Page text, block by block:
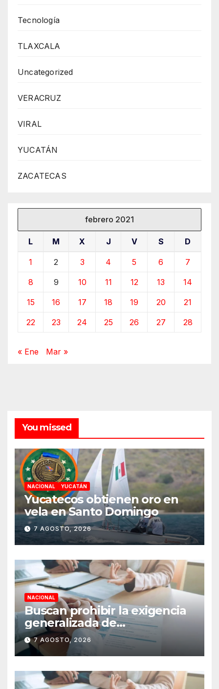
Tecnología
TLAXCALA
Uncategorized
VERACRUZ
VIRAL
YUCATÁN
ZACATECAS
febrero 2021
L M X J V S D
1 2 3 4 5 6 7
8 9 10 11 12 13 14
15 16 17 18 19 20 21
22 23 24 25 26 27 28
« Ene Mar »
You missed
NACIONAL YUCATÁN
Yucatecos obtienen oro en
vela en Santo Domingo
7 AGOSTO, 2026
NACIONAL
Buscan prohibir la exigencia
generalizada de
antecedentes penales para
obtener empleo en México
7 AGOSTO, 2026